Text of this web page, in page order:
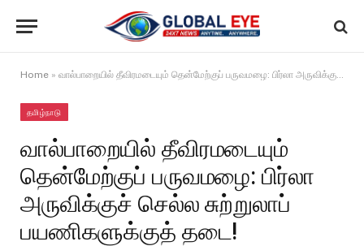
Home » வால்பாறையில் தீவிரமடையும் தென்மேற்குப் பருவமழை: பிர்லா அருவிக்குச் செல்ல சுற்றுலாப் பயணிகளுக்குத் தடை!
தமிழ்நாடு
வால்பாறையில் தீவிரமடையும்
தென்மேற்குப் பருவமழை: பிர்லா
அருவிக்குச் செல்ல சுற்றுலாப்
பயணிகளுக்குத் தடை!